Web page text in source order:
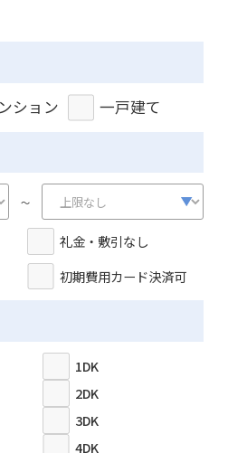
ション 一戸建て
～
礼金・敷引なし
初期費用カード決済可
1DK
2DK
3DK
4DK